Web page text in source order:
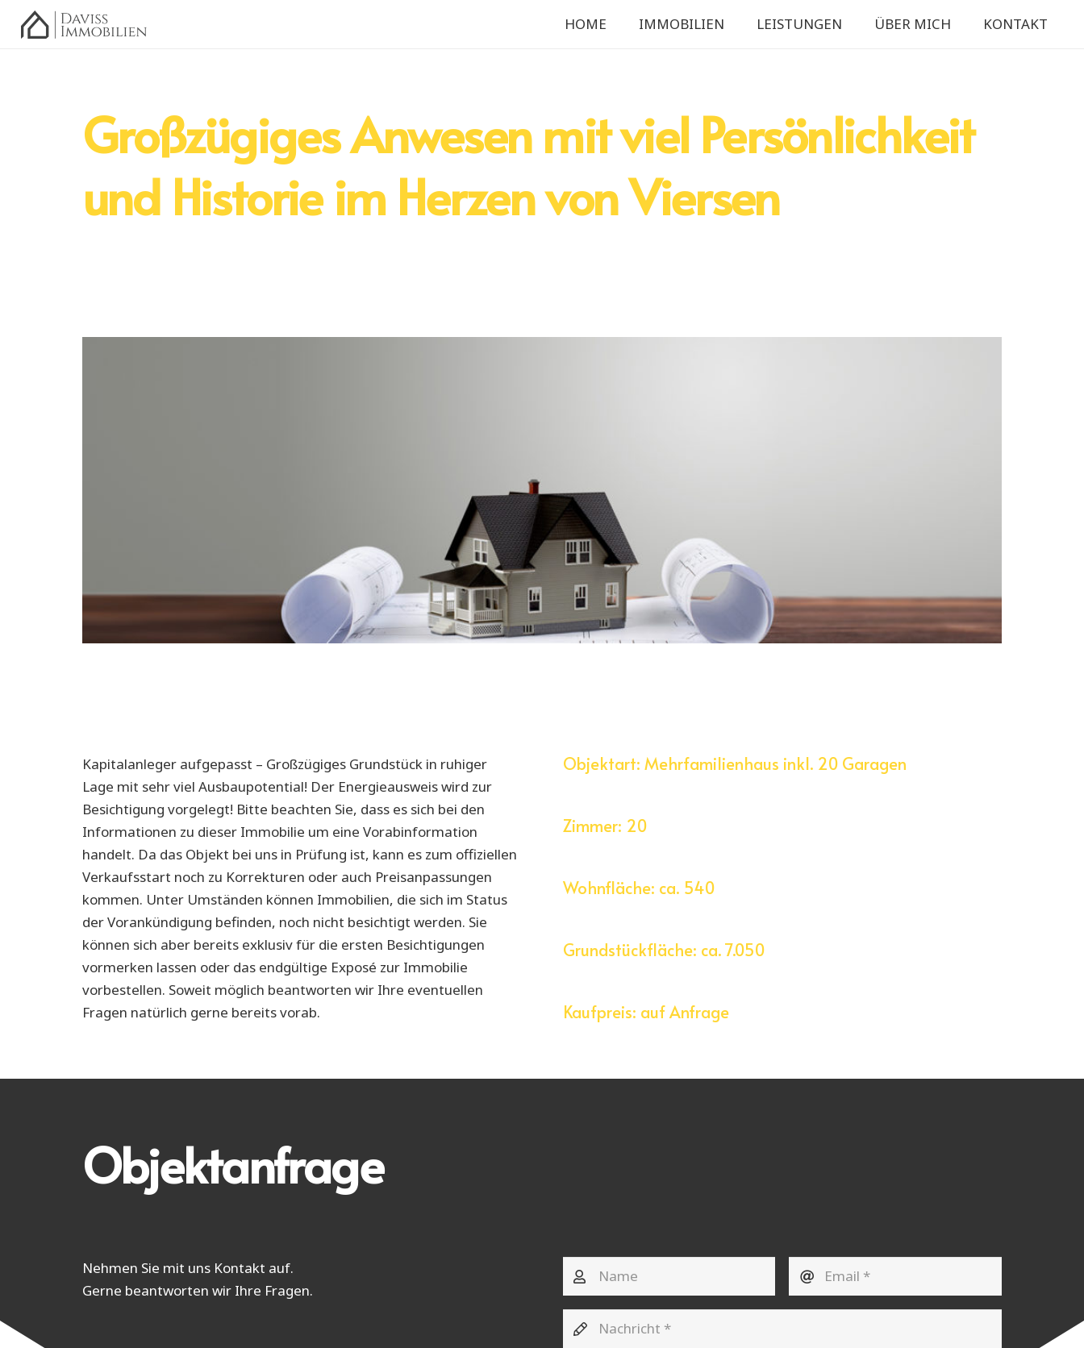
HOME IMMOBILIEN LEISTUNGEN ÜBER MICH KONTAKT
Großzügiges Anwesen mit viel Persönlichkeit
und Historie im Herzen von Viersen
Kapitalanleger aufgepasst – Großzügiges Grundstück in ruhiger
Lage mit sehr viel Ausbaupotential! Der Energieausweis wird zur
Besichtigung vorgelegt! Bitte beachten Sie, dass es sich bei den
Informationen zu dieser Immobilie um eine Vorabinformation
handelt. Da das Objekt bei uns in Prüfung ist, kann es zum offiziellen
Verkaufsstart noch zu Korrekturen oder auch Preisanpassungen
kommen. Unter Umständen können Immobilien, die sich im Status
der Vorankündigung befinden, noch nicht besichtigt werden. Sie
können sich aber bereits exklusiv für die ersten Besichtigungen
vormerken lassen oder das endgültige Exposé zur Immobilie
vorbestellen. Soweit möglich beantworten wir Ihre eventuellen
Fragen natürlich gerne bereits vorab.
Objektart: Mehrfamilienhaus inkl. 20 Garagen
Zimmer: 20
Wohnfläche: ca. 540
Grundstückfläche: ca. 7.050
Kaufpreis: auf Anfrage
Objektanfrage
Nehmen Sie mit uns Kontakt auf.
Gerne beantworten wir Ihre Fragen.